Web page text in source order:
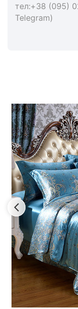
тел:+38 (095)
Telegram)